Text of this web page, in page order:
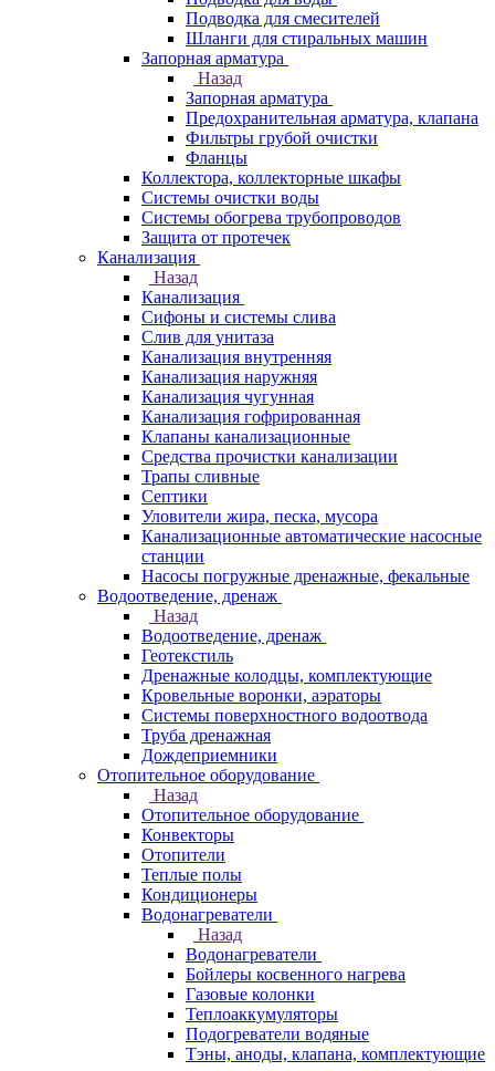
Подводка для смесителей
Шланги для стиральных машин
Запорная арматура
Назад
Запорная арматура
Предохранительная арматура, клапана
Фильтры грубой очистки
Фланцы
Коллектора, коллекторные шкафы
Системы очистки воды
Системы обогрева трубопроводов
Защита от протечек
Канализация
Назад
Канализация
Сифоны и системы слива
Слив для унитаза
Канализация внутренняя
Канализация наружняя
Канализация чугунная
Канализация гофрированная
Клапаны канализационные
Средства прочистки канализации
Трапы сливные
Септики
Уловители жира, песка, мусора
Канализационные автоматические насосные
станции
Насосы погружные дренажные, фекальные
Водоотведение, дренаж
Назад
Водоотведение, дренаж
Геотекстиль
Дренажные колодцы, комплектующие
Кровельные воронки, аэраторы
Системы поверхностного водоотвода
Труба дренажная
Дождеприемники
Отопительное оборудование
Назад
Отопительное оборудование
Конвекторы
Отопители
Теплые полы
Кондиционеры
Водонагреватели
Назад
Водонагреватели
Бойлеры косвенного нагрева
Газовые колонки
Теплоаккумуляторы
Подогреватели водяные
Тэны, аноды, клапана, комплектующие